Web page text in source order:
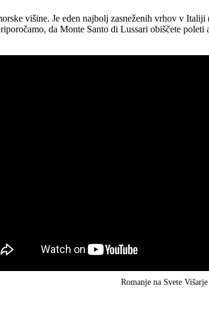
višine. Je eden najbolj zasneženih vrhov v Italiji
da Monte Santo di Lussari obiščete
Romanje na Svete Višarje